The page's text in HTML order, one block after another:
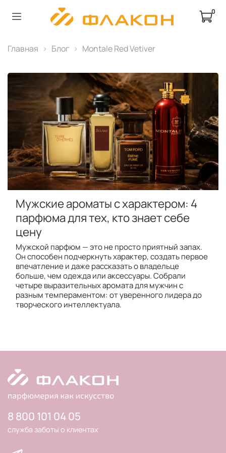
0
Главная Блог Montale Red Vetiver
Мужские ароматы с характером: 4
парфюма для тех, кто знает себе
цену
Мужской парфюм — это не просто приятный запах.
Он способен подчеркнуть характер, создать первое
впечатление и даже рассказать о владельце
больше, чем одежда или аксессуары. Собрали
четыре выразительных аромата для мужчин с
разным темпераментом: от уверенного лидера до
творческого интеллектуала.
8 800 101 04 05
служба заботы о клиентах